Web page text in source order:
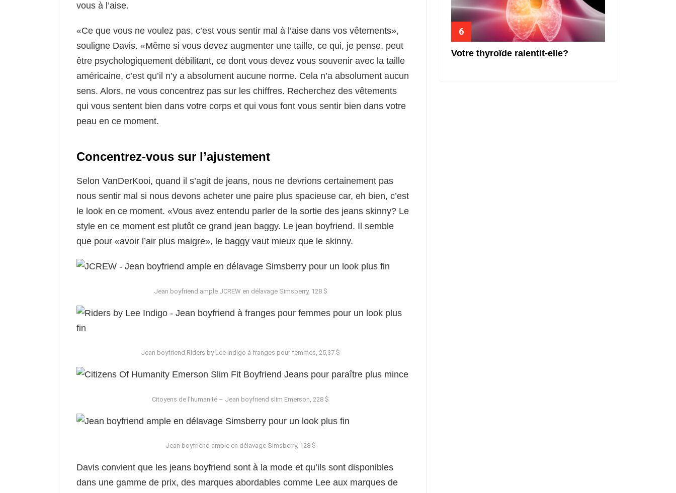
vous à l’aise.
«Ce que vous ne voulez pas, c’est vous sentir mal à l’aise dans vos vêtements»,
souligne Davis. «Même si vous devez augmenter une taille, ce qui, je pense, peut
être psychologiquement débilitant, ce dont vous devez vous souvenir avec la taille
américaine, c’est qu’il n’y a absolument aucune norme. Cela n’a absolument aucun
sens. Alors, ne vous concentrez pas sur les chiffres. Recherchez des vêtements
qui vous sentent bien dans votre corps et qui vous font vous sentir bien dans votre
peau en ce moment.
Concentrez-vous sur l’ajustement
Selon VanDerKooi, quand il s’agit de jeans, nous ne devrions certainement pas
nous sentir mal si nous devons acheter une paire plus spacieuse car, eh bien, c’est
le look en ce moment. «Vous avez entendu parler de la sortie des jeans skinny? Le
style en ce moment est plutôt ce grand jean baggy. Le jean boyfriend. Il semble
que pour «avoir l’air plus maigre», le baggy vaut mieux que le skinny.
Jean boyfriend ample JCREW en délavage Simsberry, 128 $
Jean boyfriend Riders by Lee Indigo à franges pour femmes, 25,37 $
Citoyens de l’humanité – Jean boyfriend slim Emerson, 228 $
Jean boyfriend ample en délavage Simsberry, 128 $
Davis convient que les jeans boyfriend sont à la mode et qu’ils sont disponibles
dans une gamme de prix, des marques abordables comme Lee aux marques de
Votre thyroïde ralentit-elle?